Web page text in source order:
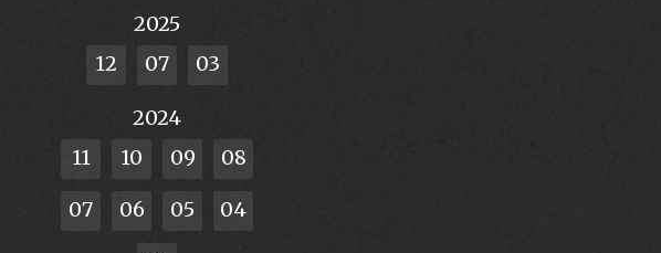
2025
12
07 03
2024
11
10 09 08
07 06 05 04